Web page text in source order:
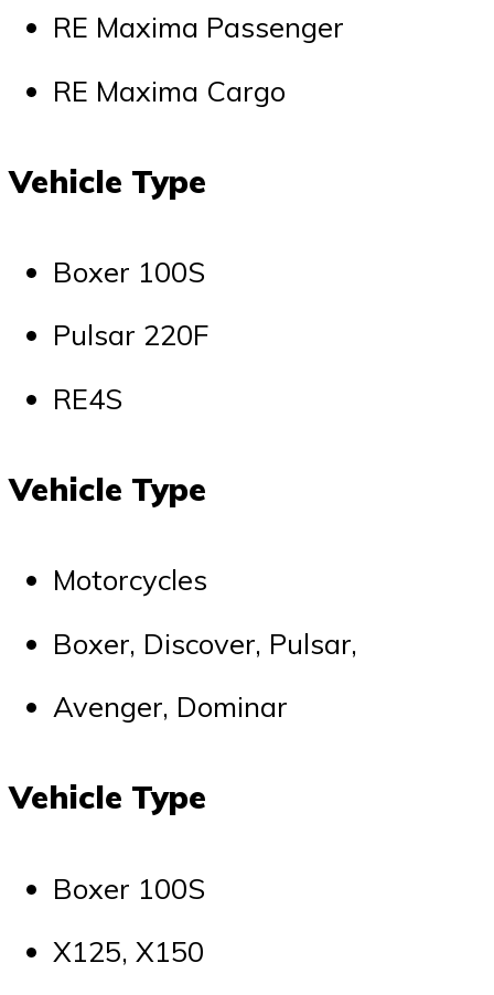
RE Maxima Passenger
RE Maxima Cargo
Vehicle Type
Boxer 100S
Pulsar 220F
RE4S
Vehicle Type
Motorcycles
Boxer, Discover, Pulsar,
Avenger, Dominar
Vehicle Type
Boxer 100S
X125, X150